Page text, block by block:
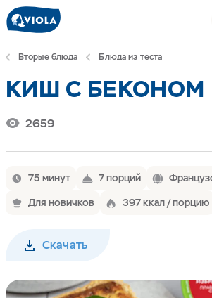
Вторые блюда Блюда из теста
КИШ С БЕКОНОМ
2659
75 минут 7 порций
Для новичков
397 ккал / порцию
Скачать